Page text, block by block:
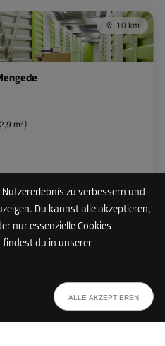
zu verbessern und
Du kannst alle akzeptieren,
nur essenzielle Cookies
du in unserer
ALLE AKZEPTIEREN
10 km
m²)
10 km
PLAN ANZEIGEN